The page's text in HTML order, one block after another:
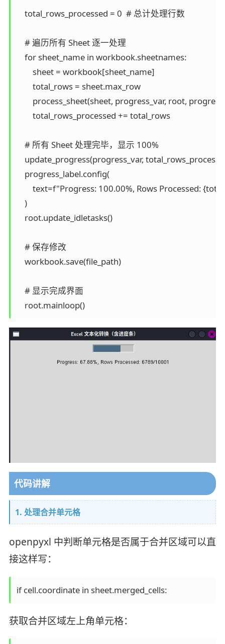
    total_rows_processed = 0  # 总计处理行数
    # 遍历所有 Sheet 逐一处理
    for sheet_name in workbook.sheetnames:
        sheet = workbook[sheet_name]
        total_rows = sheet.max_row
process_sheet(sheet, progress_var, root,
        total_rows_processed += total_rows
    # 所有 Sheet 处理完毕，显示 100%
update_progress(progress_var,
    progress_label.config(
text=f"Progress: 100.00%, Rows Processed:
    )
    root.update_idletasks()
    # 保存修改
    workbook.save(file_path)
    # 显示完成界面
    root.mainloop()
代码讲解
1. 处理合并单元格
openpyxl 中判断单元格是否属于合并区域可以直
接这样写：
if cell.coordinate in sheet.merged_cells:
获取合并区域左上角单元格：